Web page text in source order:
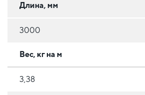
Длина, мм
3000
Вес, кг на м
3,38